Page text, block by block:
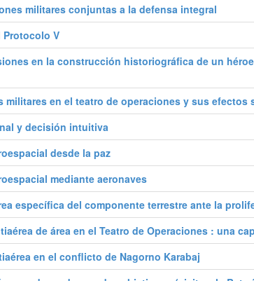
militares conjuntas a la defensa integral
Protocolo V
en la construcción historiográfica de un
militares en el teatro de operaciones y sus efectos
y decisión intuitiva
desde la paz
mediante aeronaves
específica del componente terrestre ante la
de área en el Teatro de Operaciones : una
en el conflicto de Nagorno Karabaj